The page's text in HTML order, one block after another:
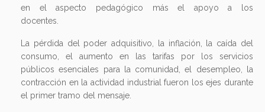
en el aspecto pedagógico más el apoyo a los
docentes.
La pérdida del poder adquisitivo, la inflación, la caída del
consumo, el aumento en las tarifas por los servicios
públicos esenciales para la comunidad, el desempleo, la
contracción en la actividad industrial fueron los ejes durante
el primer tramo del mensaje.